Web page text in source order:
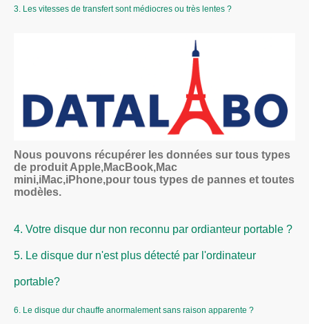
3. Les vitesses de transfert sont médiocres ou très lentes ?
Nous pouvons récupérer les données sur tous types
de produit Apple,MacBook,Mac
mini,iMac,iPhone,pour tous types de pannes et toutes
modèles.
4. Votre disque dur non reconnu par ordianteur portable ?
5. Le disque dur n'est plus détecté par l'ordinateur
portable?
6. Le disque dur chauffe anormalement sans raison apparente ?